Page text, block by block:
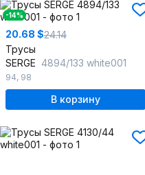
-14%
20.68 $24.14
Трусы
SERGE 4894/133 white001
94, 98
В корзину